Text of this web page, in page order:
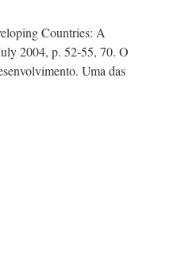
Countries: A
2004, p. 52-55, 70. O
Uma das